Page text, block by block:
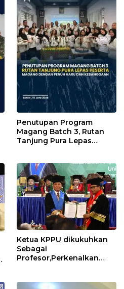
Penutupan Program
Magang Batch 3, Rutan
Tanjung Pura Lepas
Kebanggaan
Ketua KPPU dikukuhkan
Sebagai
Profesor,Perkenalkan